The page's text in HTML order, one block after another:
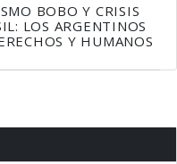
BOBO Y CRISIS
LOS ARGENTINOS
Y HUMANOS